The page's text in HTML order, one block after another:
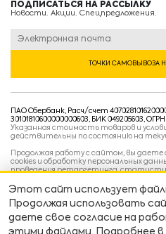
ПОДПИСАТЬСЯ НА РАССЫЛКУ
Новости. Акции. Спецпредложения.
ТОЧКИ САМОВЫВОЗА
ПАО Сбербанк, Расч/счет
30101810600000000603, БИК 049205603, ОГРН
Указанная стоимость товаров и
действительны по состоянию на
Продолжая работу с сайтом, вы даете
cookies и обработку персональных
проведения ретаргетинга,
ваших предпочтений и интересов.
Политика конфиденциальности
Условия пользовательского соглашения
Условия продажи
Этот сайт использует
Продолжая использовать
даете свое согласие на
этими файлами. Подробнее в